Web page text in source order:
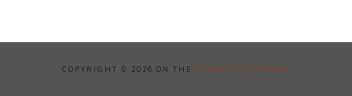
COPYRIGHT © 2026 ON THE FOODIE PRO THEME